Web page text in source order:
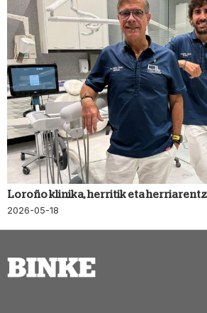
Loroño klinika, herritik eta
2026-05-18